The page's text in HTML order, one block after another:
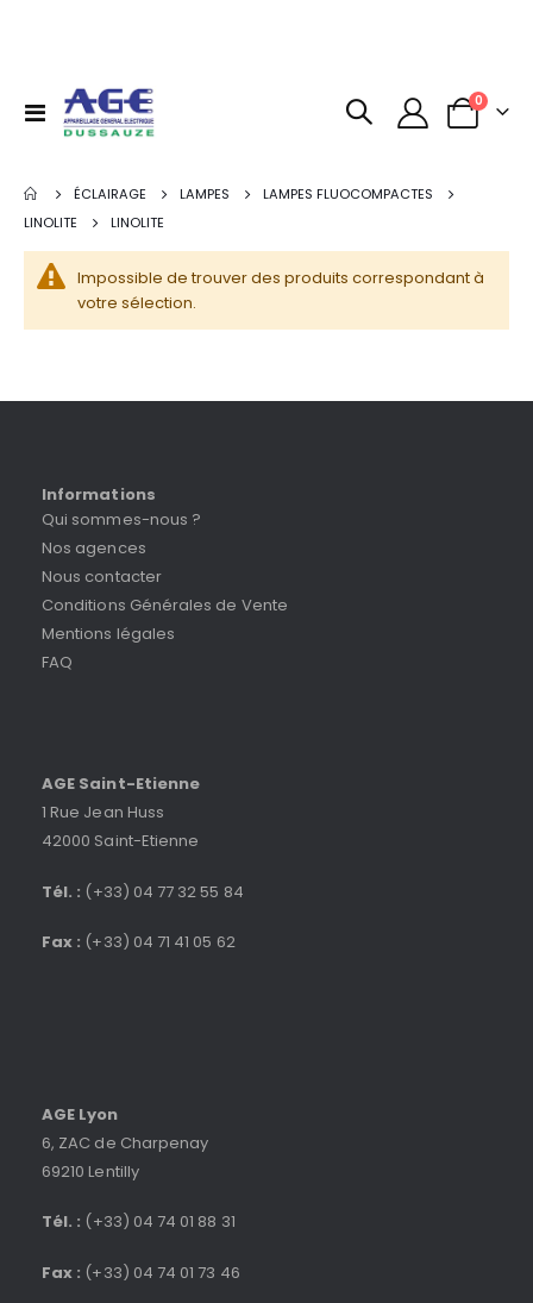
Basculer
Panier
0articles
ÉCLAIRAGE LAMPES
LAMPES FLUOCOMPACTES
LINOLITE
LINOLITE
Impossible de trouver des produits correspondant à
votre sélection.
Informations
Qui sommes-nous ?
Nos agences
Nous contacter
Conditions Générales de Vente
Mentions légales
FAQ
AGE Saint-Etienne
1 Rue Jean Huss
42000 Saint-Etienne
Tél. : (+33) 04 77 32 55 84
Fax : (+33) 04 71 41 05 62
AGE Lyon
6, ZAC de Charpenay
69210 Lentilly
Tél. : (+33) 04 74 01 88 31
Fax : (+33) 04 74 01 73 46